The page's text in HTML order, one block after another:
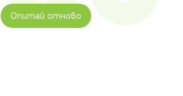
Опитай отново